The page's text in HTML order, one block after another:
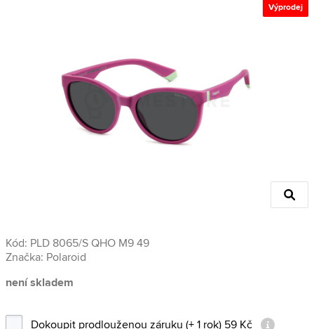
Výprodej
Kód: PLD 8065/S QHO M9 49
Značka: Polaroid
není skladem
Dokoupit prodlouženou záruku (+ 1 rok) 59 Kč